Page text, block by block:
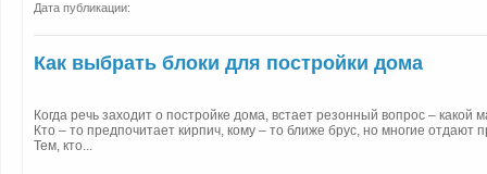
Дата публикации:
Как выбрать блоки для постройки дома
Когда речь заходит о постройке дома, встает резонный вопрос – какой
Кто – то предпочитает кирпич, кому – то ближе брус, но многие отдают
Тем, кто...